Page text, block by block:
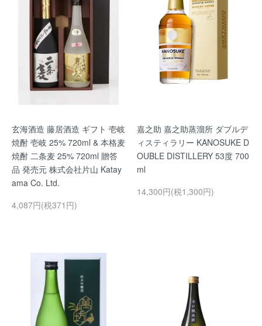
玄海酒造 藤居酒造 ギフト 壱岐
焼酎 壱岐 25% 720ml & 本格麦
焼酎 二条麦 25% 720ml 贈答
品 発売元 株式会社片山 Katay
ama Co. Ltd.
4,087円(税371円)
嘉之助 嘉之助蒸溜所 ダブルデ
ィスティラリー KANOSUKE D
OUBLE DISTILLERY 53度 700
ml
14,300円(税1,300円)